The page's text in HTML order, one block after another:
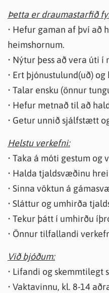
Þetta er draumastarfið
• Hefur gaman af því að
heimshornum.
• Nýtur þess að vera úti í
• Ert þjónustulund(uð) og
• Talar ensku (önnur
• Hefur metnað til að
• Getur unnið sjálfstætt
Helstu verkefni:
• Taka á móti gestum og
• Halda tjaldsvæðinu
• Sinna vöktun á
• Sláttur og umhirða
• Tekur þátt í umhirðu
• Önnur tilfallandi
Við bjóðum:
• Lifandi og skemmtilegt
• Vaktavinnu, kl. 8-14